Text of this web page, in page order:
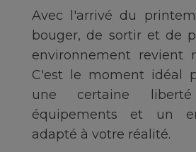
Avec l'arrivé du
bouger, de sortir et de
environnement revient
C'est le moment idéal
une certaine
équipements et un
adapté à votre réalité.